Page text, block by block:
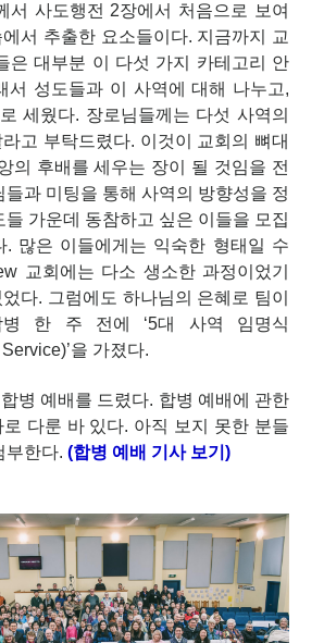
서 사도행전 2장에서 처음으로 보여
서 추출한 요소들이다. 지금까지 교
은 대부분 이 다섯 가지 카테고리 안
서 성도들과 이 사역에 대해 나누고,
세웠다. 장로님들께는 다섯 사역의
고 부탁드렸다. 이것이 교회의 뼈대
의 후배를 세우는 장이 될 것임을 전
들과 미팅을 통해 사역의 방향성을 정
들 가운데 동참하고 싶은 이들을 모집
. 많은 이들에게는 익숙한 형태일 수
교회에는 다소 생소한 과정이었기
다. 그럼에도 하나님의 은혜로 팀이
병 한 주 전에 ‘5대 사역 임명식
을 가졌다.
병 예배를 드렸다. 합병 예배에 관한
다룬 바 있다. 아직 보지 못한 분들
부한다. (합병 예배 기사 보기 )